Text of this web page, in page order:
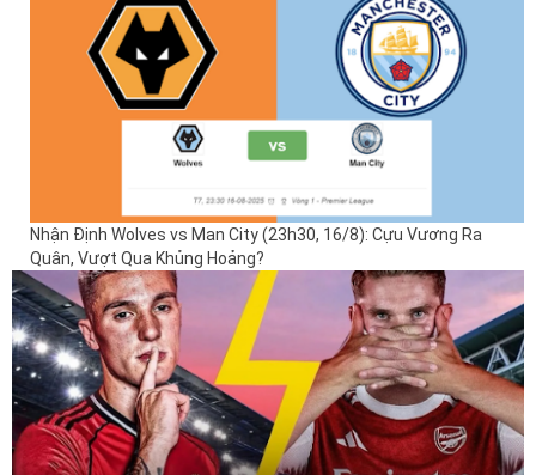
Nhận Định Wolves vs Man City (23h30, 16/8): Cựu Vương Ra
Quân, Vượt Qua Khủng Hoảng?